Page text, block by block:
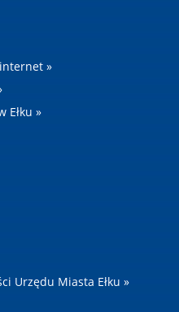
»
Ełku »
Urzędu Miasta Ełku »